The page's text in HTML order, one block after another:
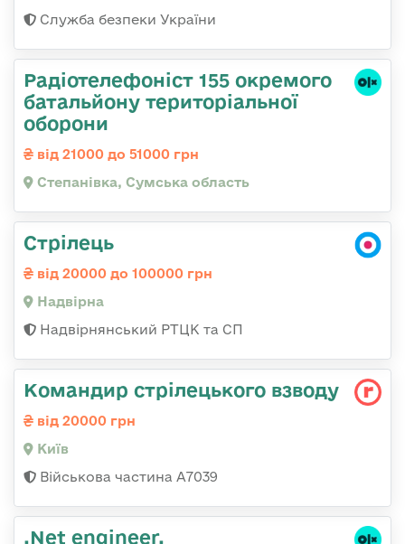
Служба безпеки України
Радіотелефоніст 155 окремого
батальйону територіальної
оборони
від 21000 до 51000 грн
Степанівка, Сумська область
Стрілець
від 20000 до 100000 грн
Надвірна
Надвірнянський РТЦК та СП
Командир стрілецького взводу
від 20000 грн
Київ
Військова частина А7039
.Net engineer,